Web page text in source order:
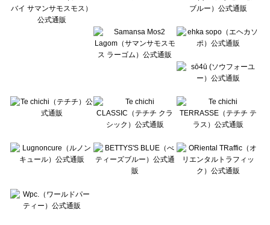
Wpc.（ワールドパーティー）の雑貨一覧